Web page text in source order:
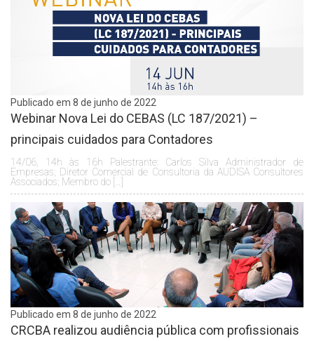
Publicado em 8 de junho de 2022
Webinar Nova Lei do CEBAS (LC 187/2021) –
principais cuidados para Contadores
14/06, 14h às 16h Palestrante: Carlos Silva Administrador de
Empresas; Diretor Comercial de Consultoria da AUDISA Consultores
Associados; Membro do […]
Publicado em 8 de junho de 2022
CRCBA realizou audiência pública com profissionais